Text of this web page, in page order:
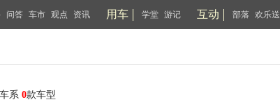
问答 车市 观点 资讯 用车 学堂 游记 互动 部落 欢乐送
系 0款车型